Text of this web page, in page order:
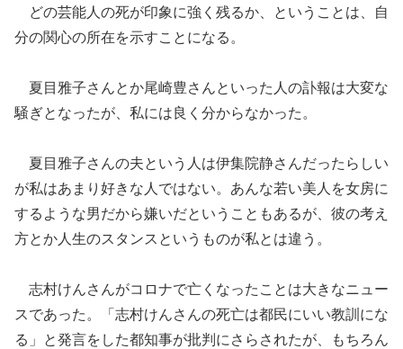
どの芸能人の死が印象に強く残るか、ということは、自
分の関心の所在を示すことになる。
夏目雅子さんとか尾崎豊さんといった人の訃報は大変な
騒ぎとなったが、私には良く分からなかった。
夏目雅子さんの夫という人は伊集院静さんだったらしい
が私はあまり好きな人ではない。あんな若い美人を女房に
するような男だから嫌いだということもあるが、彼の考え
方とか人生のスタンスというものが私とは違う。
志村けんさんがコロナで亡くなったことは大きなニュー
スであった。「志村けんさんの死亡は都民にいい教訓にな
る」と発言をした都知事が批判にさらされたが、もちろん